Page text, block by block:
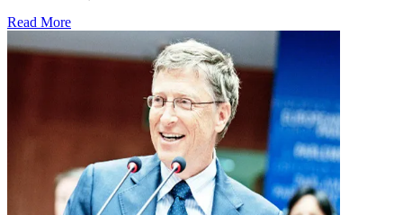
Read More